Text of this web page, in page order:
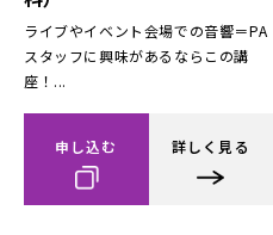
ライブやイベント会場での音響＝PA
スタッフに興味があるならこの講
座！...
申し込む 詳しく見る